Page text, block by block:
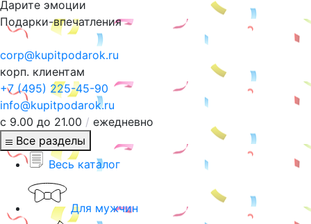
Дарите эмоции
Подарки-впечатления
corp@kupitpodarok.ru
корп. клиентам
+7 (495) 225-45-90
info@kupitpodarok.ru
с 9.00 до 21.00 / ежедневно
Все разделы
Весь каталог
Для мужчин